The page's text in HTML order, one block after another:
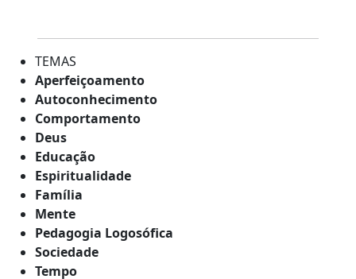
TEMAS
Aperfeiçoamento
Autoconhecimento
Comportamento
Deus
Educação
Espiritualidade
Família
Mente
Pedagogia Logosófica
Sociedade
Tempo